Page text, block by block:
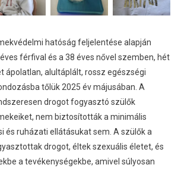
hatóság feljelentése alapján
férfival és a 38 éves nővel szemben, hét
ápolatlan, alultáplált, rossz egészségi
tőlük 2025 év májusában. A
drogot fogyasztó szülők
nem biztosították a minimális
és ruházati ellátásukat sem. A szülők a
drogot, éltek szexuális életet, és
a tevékenységekbe, amivel súlyosan